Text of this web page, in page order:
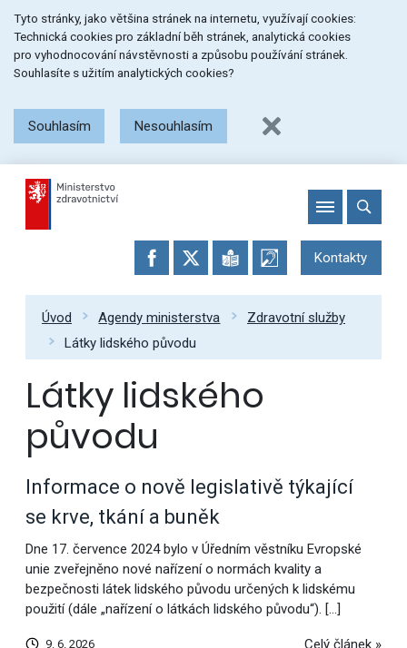
na
menu
na
obsah
na
patičku
stránky
Tyto stránky, jako většina stránek na internetu, využívají cookies:
Technická cookies pro základní běh stránek, analytická cookies
pro vyhodnocování návstěvnosti a způsobu používání stránek.
Souhlasíte s užitím analytických cookies?
Souhlasím Nesouhlasím
Kontakty
Úvod Agendy ministerstva
Zdravotní služby
Látky lidského původu
Látky lidského
původu
Informace o nově legislativě týkající
se krve, tkání a buněk
Dne 17. července 2024 bylo v Úředním věstníku Evropské
unie zveřejněno nové nařízení o normách kvality a
bezpečnosti látek lidského původu určených k lidskému
použití (dále „nařízení o látkách lidského původu“). […]
9. 6. 2026 Celý článek »